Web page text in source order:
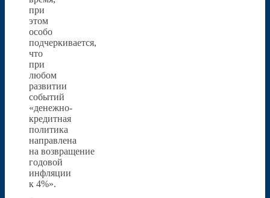
при
этом
особо
подчеркивается,
что
при
любом
развитии
событий
«денежно-
кредитная
политика
направлена
на возвращение
годовой
инфляции
к 4%».